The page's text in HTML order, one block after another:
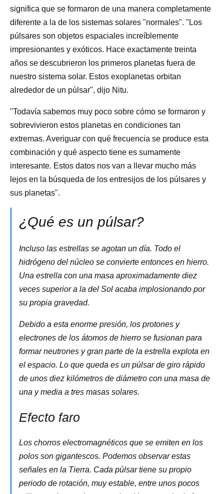
significa que se formaron de una manera completamente
diferente a la de los sistemas solares "normales". "Los
púlsares son objetos espaciales increíblemente
impresionantes y exóticos. Hace exactamente treinta
años se descubrieron los primeros planetas fuera de
nuestro sistema solar. Estos exoplanetas orbitan
alrededor de un púlsar", dijo Nitu.
"Todavía sabemos muy poco sobre cómo se formaron y
sobrevivieron estos planetas en condiciones tan
extremas. Averiguar con qué frecuencia se produce esta
combinación y qué aspecto tiene es sumamente
interesante. Estos datos nos van a llevar mucho más
lejos en la búsqueda de los entresijos de los púlsares y
sus planetas".
¿Qué es un púlsar?
Incluso las estrellas se agotan un día. Todo el
hidrógeno del núcleo se convierte entonces en hierro.
Una estrella con una masa aproximadamente diez
veces superior a la del Sol acaba implosionando por
su propia gravedad.
Debido a esta enorme presión, los protones y
electrones de los átomos de hierro se fusionan para
formar neutrones y gran parte de la estrella explota en
el espacio. Lo que queda es un púlsar de giro rápido
de unos diez kilómetros de diámetro con una masa de
una y media a tres masas solares.
Efecto faro
Los chorros electromagnéticos que se emiten en los
polos son gigantescos. Podemos observar estas
señales en la Tierra. Cada púlsar tiene su propio
periodo de rotación, muy estable, entre unos pocos